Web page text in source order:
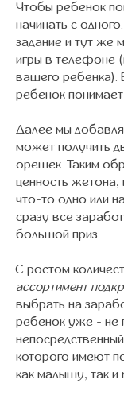
Чтобы ребенок
начинать с
задание и тут же
игры в телефоне
вашего ребенка).
ребенок
Далее мы
может получить
орешек. Таким
ценность жетона,
что-то одно или
сразу все
большой приз.
С ростом
ассортимент
выбрать на
ребенок уже - не
которого имеют
как малышу, так и